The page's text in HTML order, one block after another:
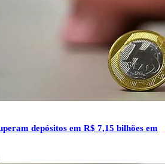
depósitos em R$ 7,15 bilhões em